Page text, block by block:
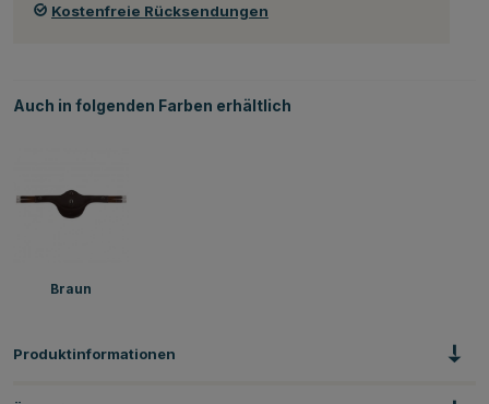
Kostenfreie Rücksendungen
Auch in folgenden Farben erhältlich
Braun
Produktinformationen